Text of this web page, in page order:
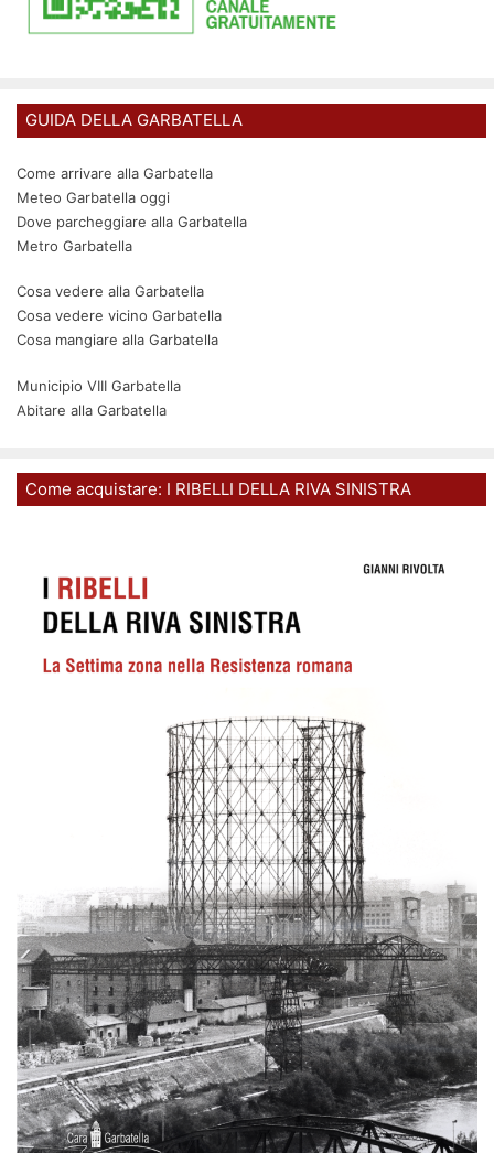
GUIDA DELLA GARBATELLA
Come arrivare alla Garbatella
Meteo Garbatella oggi
Dove parcheggiare alla Garbatella
Metro Garbatella
Cosa vedere alla Garbatella
Cosa vedere vicino Garbatella
Cosa mangiare alla Garbatella
Municipio VIII Garbatella
Abitare alla Garbatella
Come acquistare: I RIBELLI DELLA RIVA SINISTRA